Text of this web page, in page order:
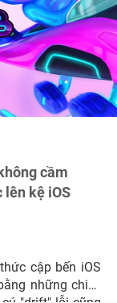
cầm
lên kệ iOS
cập bến iOS
những chiếc